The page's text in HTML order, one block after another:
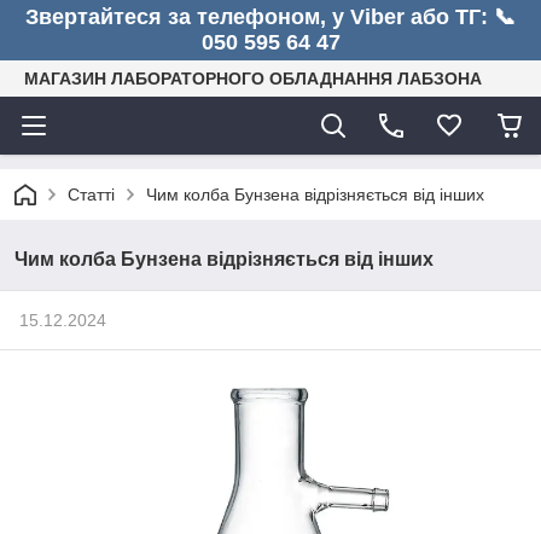
Звертайтеся за телефоном, у Viber або ТГ: 📞
050 595 64 47
МАГАЗИН ЛАБОРАТОРНОГО ОБЛАДНАННЯ ЛАБЗОНА
Статті Чим колба Бунзена відрізняється від інших
Чим колба Бунзена відрізняється від інших
15.12.2024